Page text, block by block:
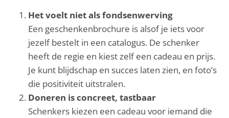
Het voelt niet als fondsenwerving
Een geschenkenbrochure is alsof je iets voor
jezelf bestelt in een catalogus. De schenker
heeft de regie en kiest zelf een cadeau en prijs.
Je kunt blijdschap en succes laten zien, en foto’s
die positiviteit uitstralen.
Doneren is concreet, tastbaar
Schenkers kiezen een cadeau voor iemand die